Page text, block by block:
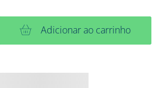
Adicionar ao carrinho